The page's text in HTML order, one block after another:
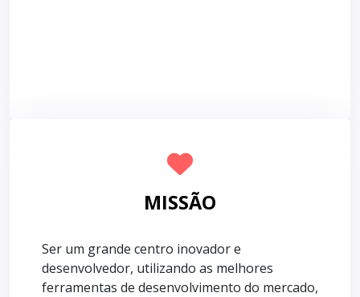
MISSÃO
Ser um grande centro inovador e
desenvolvedor, utilizando as melhores
ferramentas de desenvolvimento do mercado,